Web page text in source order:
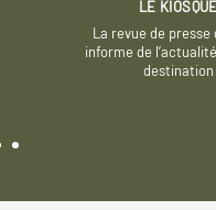
LE
La revue de presse
informe de
destination